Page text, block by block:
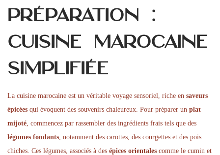
préparation :
cuisine marocaine
simplifiée
La cuisine marocaine est un véritable voyage sensoriel, riche en saveurs
épicées qui évoquent des souvenirs chaleureux. Pour préparer un plat
mijoté, commencez par rassembler des ingrédients frais tels que des
légumes fondants, notamment des carottes, des courgettes et des pois
chiches. Ces légumes, associés à des épices orientales comme le cumin et